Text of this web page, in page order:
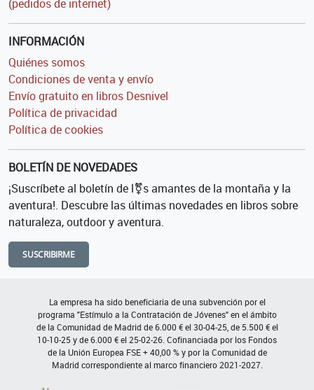
(pedidos de internet)
INFORMACIÓN
Quiénes somos
Condiciones de venta y envío
Envío gratuito en libros Desnivel
Política de privacidad
Política de cookies
BOLETÍN DE NOVEDADES
¡Suscríbete al boletín de l⚧s amantes de la montaña y la
aventura!. Descubre las últimas novedades en libros sobre
naturaleza, outdoor y aventura.
SUSCRIBIRME
La empresa ha sido beneficiaria de una subvención por el
programa "Estímulo a la Contratación de Jóvenes" en el ámbito
de la Comunidad de Madrid de 6.000 € el 30-04-25, de 5.500 € el
10-10-25 y de 6.000 € el 25-02-26. Cofinanciada por los Fondos
de la Unión Europea FSE + 40,00 % y por la Comunidad de
Madrid correspondiente al marco financiero 2021-2027.